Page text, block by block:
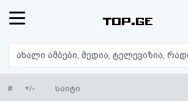
რეიტინგი
(მთავარი)
# +/- საიტი